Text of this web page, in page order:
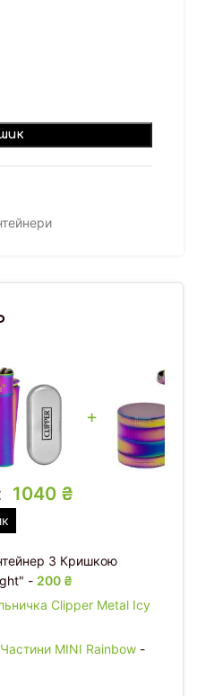
+
1040 ₴
З Кришкою
- 200 ₴
Clipper Metal Icy
MINI Rainbow -